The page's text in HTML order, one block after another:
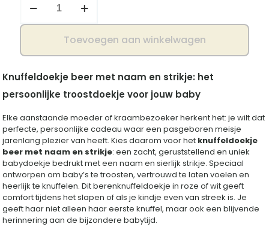
beer
strikje
Persoonlijk
babycadeau
aantal
Toevoegen aan winkelwagen
Knuffeldoekje beer met naam en strikje: het
persoonlijke troostdoekje voor jouw baby
Elke aanstaande moeder of kraambezoeker herkent het: je wilt dat
perfecte, persoonlijke cadeau waar een pasgeboren meisje
jarenlang plezier van heeft. Kies daarom voor het knuffeldoekje
beer met naam en strikje: een zacht, geruststellend en uniek
babydoekje bedrukt met een naam en sierlijk strikje. Speciaal
ontworpen om baby’s te troosten, vertrouwd te laten voelen en
heerlijk te knuffelen. Dit berenknuffeldoekje in roze of wit geeft
comfort tijdens het slapen of als je kindje even van streek is. Je
geeft haar niet alleen haar eerste knuffel, maar ook een blijvende
herinnering aan de bijzondere babytijd.